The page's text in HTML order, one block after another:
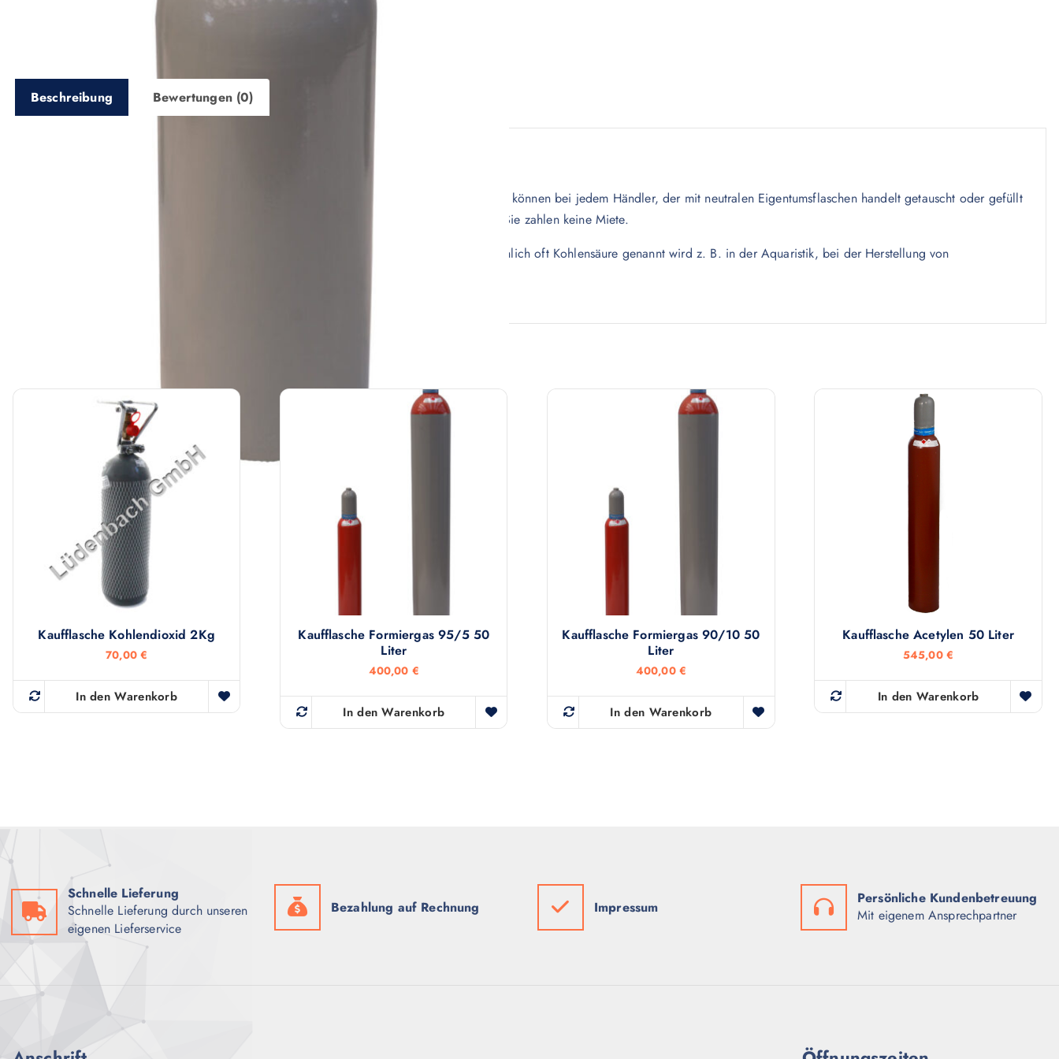
Beschreibung Bewertungen (0)
ohne Eigentümerprägung. Diese können bei jedem Händler, der mit neutralen Eigentumsflaschen handelt getauscht oder gefüllt
werden. Das Eigentum der Gasflasche wird beim Kauf automatisch an Sie übertragen. Sie zahlen keine Miete.
Die Füllung besteht aus lebensmittelreinem Kohlendioxid. Kohlendioxid, umgangssprachlich oft Kohlensäure genannt wird z. B. in der Aquaristik, bei der Herstellung von
Kaufflasche Kohlendioxid 2Kg
70,00€
In den Warenkorb
Kaufflasche Formiergas 95/5 50
Liter
400,00 €
In den Warenkorb
Kaufflasche Formiergas 90/10 50
Liter
400,00 €
In den Warenkorb
Kaufflasche Acetylen 50 Liter
545,00 €
In den Warenkorb
Schnelle Lieferung
Schnelle Lieferung durch unseren
eigenen Lieferservice
Bezahlung auf Rechnung Impressum
Persönliche Kundenbetreuung
Mit eigenem Ansprechpartner